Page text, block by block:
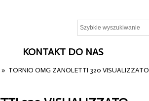
KONTAKT DO NAS
» TORNIO OMG ZANOLETTI 320 VISUALIZZATO